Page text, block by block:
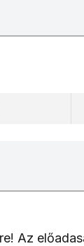
Az